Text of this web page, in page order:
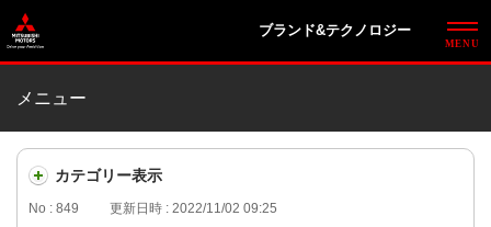
ブランド&テクノロジー
メニュー
カテゴリー表示
No : 849 更新日時 : 2022/11/02 09:25